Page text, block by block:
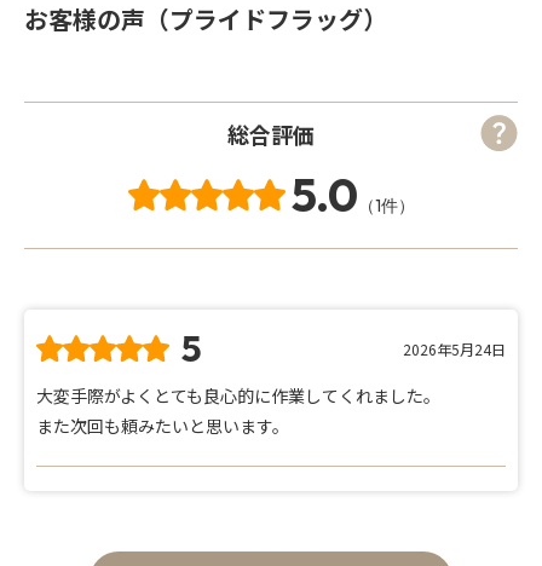
お客様の声（プライドフラッグ）
総合評価
5.0 （1件）
5 2026年5月24日
大変手際がよくとても良心的に作業してくれました。
また次回も頼みたいと思います。